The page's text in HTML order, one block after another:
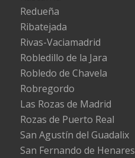
Redueña
Ribatejada
Rivas-Vaciamadrid
Robledillo de la Jara
Robledo de Chavela
Robregordo
Las Rozas de Madrid
Rozas de Puerto Real
San Agustín del Guadalix
San Fernando de Henares